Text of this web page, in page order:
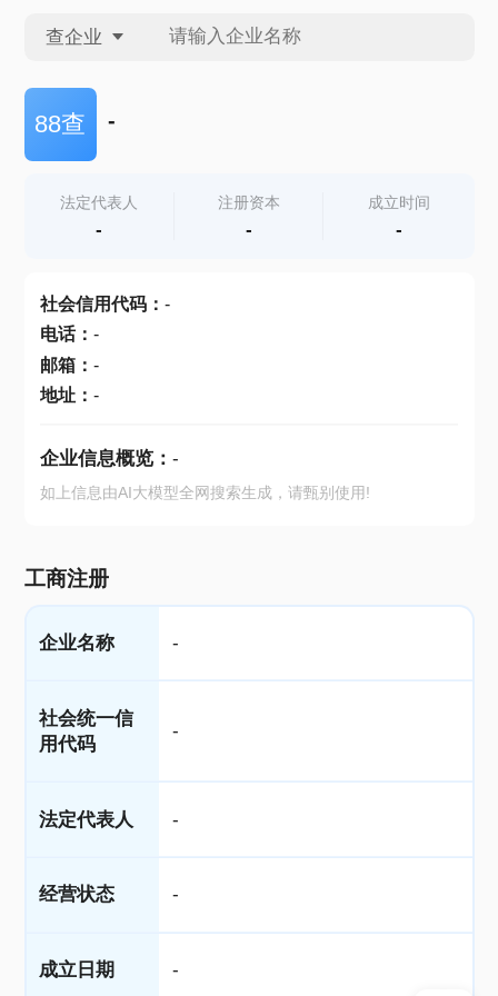
查企业
查企业
查产地
88查 -
法定代表人
-
注册资本
-
成立时间
-
社会信用代码： -
电话： -
邮箱： -
地址： -
企业信息概览： -
如上信息由AI大模型全网搜索生成，请甄别使用!
工商注册
企业名称 -
社会统一信
用代码
-
法定代表人 -
经营状态 -
成立日期 -